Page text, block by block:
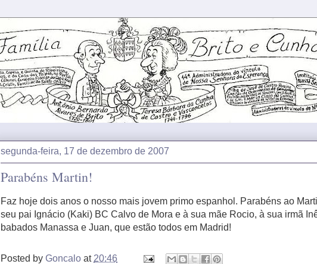
segunda-feira, 17 de dezembro de 2007
Parabéns Martin!
Faz hoje dois anos o nosso mais jovem primo espanhol. Parabéns ao
seu pai Ignácio (Kaki) BC Calvo de Mora e à sua mãe Rocio, à sua irmã
babados Manassa e Juan, que estão todos em Madrid!
Posted by Goncalo at 20:46